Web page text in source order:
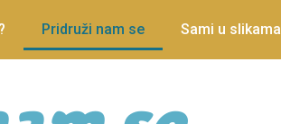
Pridruži nam se Sami u slikama